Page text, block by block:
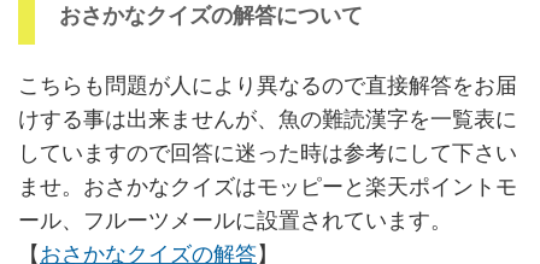
おさかなクイズの解答について
こちらも問題が人により異なるので直接解答をお届
けする事は出来ませんが、魚の難読漢字を一覧表に
していますので回答に迷った時は参考にして下さい
ませ。おさかなクイズはモッピーと楽天ポイントモ
ール、フルーツメールに設置されています。
【おさかなクイズの解答】